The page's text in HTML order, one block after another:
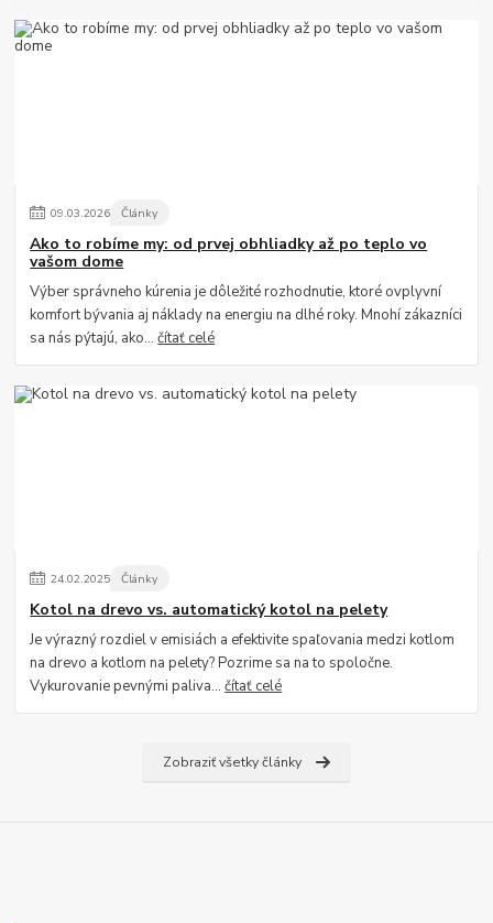
09.03.2026 Články
Ako to robíme my: od prvej obhliadky až po teplo vo
vašom dome
Výber správneho kúrenia je dôležité rozhodnutie, ktoré ovplyvní
komfort bývania aj náklady na energiu na dlhé roky. Mnohí zákazníci
sa nás pýtajú, ako...čítať celé
24.02.2025 Články
Kotol na drevo vs. automatický kotol na pelety
Je výrazný rozdiel v emisiách a efektivite spaľovania medzi kotlom
na drevo a kotlom na pelety? Pozrime sa na to spoločne.
Vykurovanie pevnými paliva...čítať celé
Zobraziť všetky články